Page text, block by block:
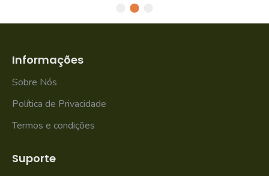
Informações
Sobre Nós
Política de Privacidade
Termos e condições
Suporte